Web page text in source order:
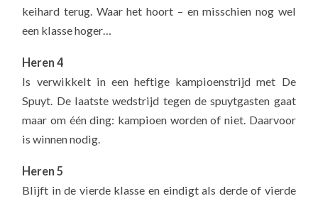
keihard terug. Waar het hoort – en misschien nog wel
een klasse hoger…
Heren 4
Is verwikkelt in een heftige kampioenstrijd met De
Spuyt. De laatste wedstrijd tegen de spuytgasten gaat
maar om één ding: kampioen worden of niet. Daarvoor
is winnen nodig.
Heren 5
Blijft in de vierde klasse en eindigt als derde of vierde